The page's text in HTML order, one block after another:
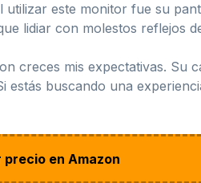
este monitor fue su
lidiar con molestos reflejos
creces mis expectativas. Su
buscando una
precio en Amazon